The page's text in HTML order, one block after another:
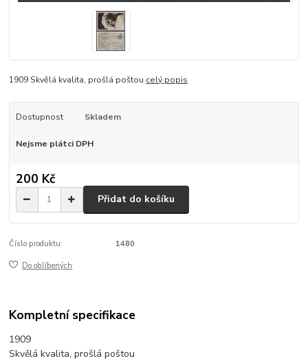
1909 Skvělá kvalita, prošlá poštou celý popis
Dostupnost Skladem
Nejsme plátci DPH
200 Kč
Přidat do košíku
Číslo produktu: 1480
Do oblíbených
Kompletní specifikace
1909
Skvělá kvalita, prošlá poštou